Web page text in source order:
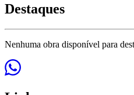
Destaques
Nenhuma obra disponível para